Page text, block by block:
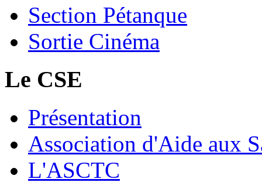
Section Pétanque
Sortie Cinéma
Le CSE
Présentation
Association d'Aide aux
L'ASCTC